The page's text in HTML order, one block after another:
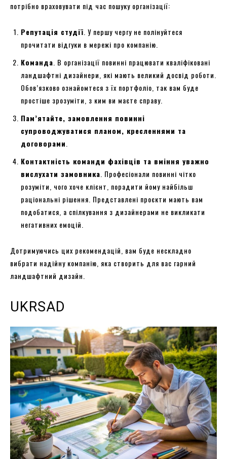
потрібно враховувати під час пошуку організації:
Репутація студії. У першу чергу не полінуйтеся
прочитати відгуки в мережі про компанію.
Команда. В організації повинні працювати кваліфіковані
ландшафтні дизайнери, які мають великий досвід роботи.
Обов’язково ознайомтеся з їх портфоліо, так вам буде
простіше зрозуміти, з ким ви маєте справу.
Пам’ятайте, замовлення повинні
супроводжуватися планом, кресленнями та
договорами.
Контактність команди фахівців та вміння уважно
вислухати замовника. Професіонали повинні чітко
розуміти, чого хоче клієнт, порадити йому найбільш
раціональні рішення. Представлені проєкти мають вам
подобатися, а спілкування з дизайнерами не викликати
негативних емоцій.
Дотримуючись цих рекомендацій, вам буде нескладно
вибрати надійну компанію, яка створить для вас гарний
ландшафтний дизайн.
UKRSAD